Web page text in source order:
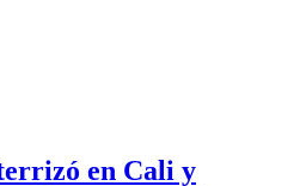
en Cali y